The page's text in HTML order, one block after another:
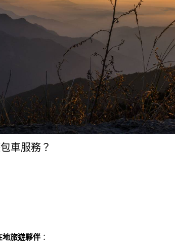
車服務？
地旅遊夥伴 ：